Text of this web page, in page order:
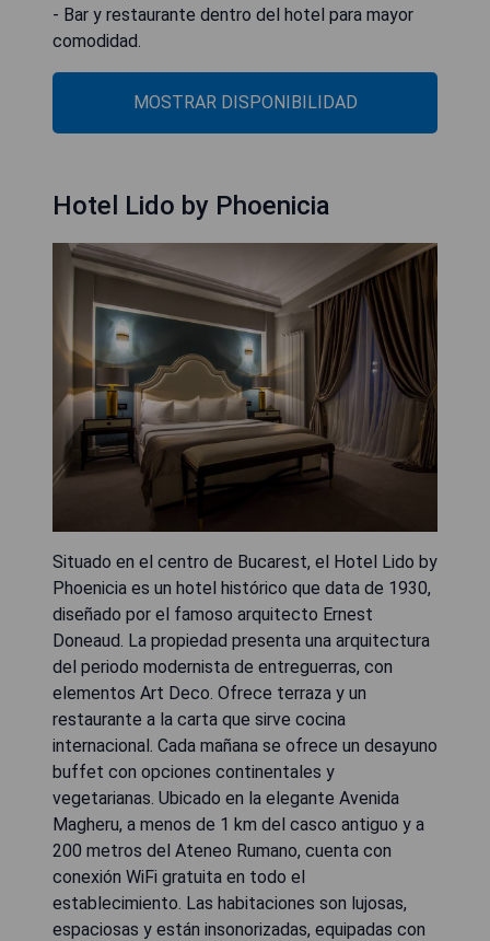
- Bar y restaurante dentro del hotel para mayor
comodidad.
MOSTRAR DISPONIBILIDAD
Hotel Lido by Phoenicia
Situado en el centro de Bucarest, el Hotel Lido by
Phoenicia es un hotel histórico que data de 1930,
diseñado por el famoso arquitecto Ernest
Doneaud. La propiedad presenta una arquitectura
del periodo modernista de entreguerras, con
elementos Art Deco. Ofrece terraza y un
restaurante a la carta que sirve cocina
internacional. Cada mañana se ofrece un desayuno
buffet con opciones continentales y
vegetarianas. Ubicado en la elegante Avenida
Magheru, a menos de 1 km del casco antiguo y a
200 metros del Ateneo Rumano, cuenta con
conexión WiFi gratuita en todo el
establecimiento. Las habitaciones son lujosas,
espaciosas y están insonorizadas, equipadas con